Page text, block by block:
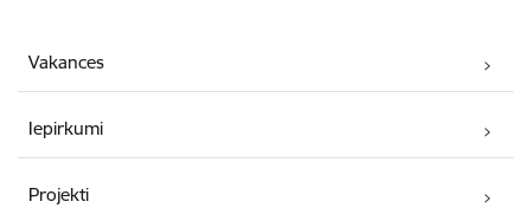
Vakances
Iepirkumi
Projekti